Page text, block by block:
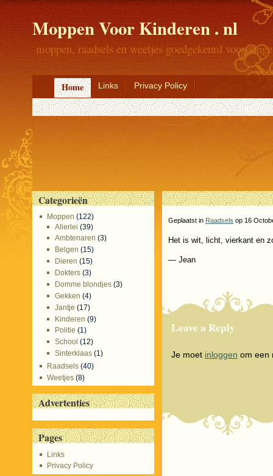
Moppen Voor Kinderen . nl
moppen, raadsels en weetjes goedgekeurd voor
Home Links Privacy Policy
Categorieën
Moppen (122)
Allerlei (39)
Ambtenaren (3)
Belgen (15)
Dieren (15)
Dokters(3)
Domme blondjes(3)
Gekken (4)
Jantje (17)
Kinderen (9)
Politie (1)
School (12)
Sinterklaas(1)
Raadsels (40)
Weetjes (8)
Advertenties
Pages
Links
Privacy Policy
Geplaatst in Raadsels op 16
Het is wit, licht, vierkant en
— Jean
Leave a Reply
Je moet inloggen om een